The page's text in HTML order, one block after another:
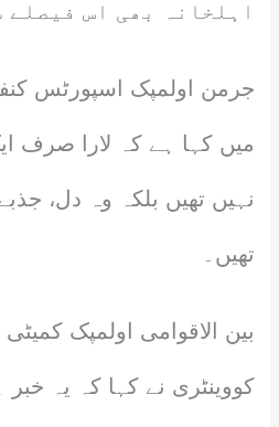
اہلخانہ بھی اس فیصلے
جرمن اولمپک اسپورٹس
میں کہا ہے کہ لارا صرف
نہیں تھیں بلکہ وہ دل،
تھیں۔
بین الاقوامی اولمپک
کووینٹری نے کہا کہ یہ